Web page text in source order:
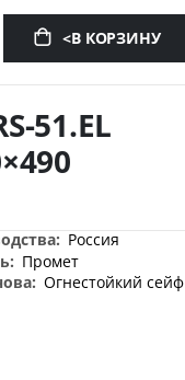
<В КОРЗИНУ
51.EL
Россия
Промет
Огнестойкий сейф